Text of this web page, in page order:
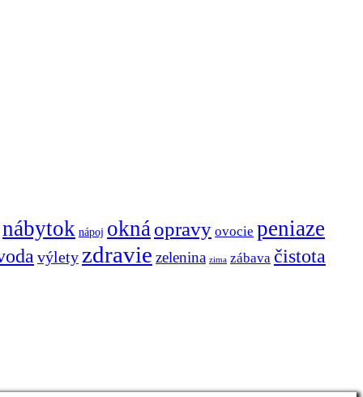
nábytok nápoj oknáopravy ovocie peniaze
výlety zdravie zelenina zima zábava čistota